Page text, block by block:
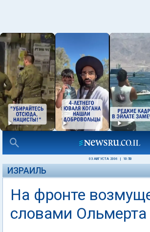
03 АВГУСТА 2006 10:50
ИЗРАИЛЬ
На фронте
словами Ольмерта